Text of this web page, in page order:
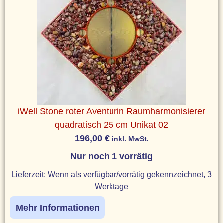
iWell Stone roter Aventurin Raumharmonisierer
quadratisch 25 cm Unikat 02
196,00 € inkl. MwSt.
Nur noch 1 vorrätig
Lieferzeit: Wenn als verfügbar/vorrätig gekennzeichnet, 3
Werktage
Mehr Informationen